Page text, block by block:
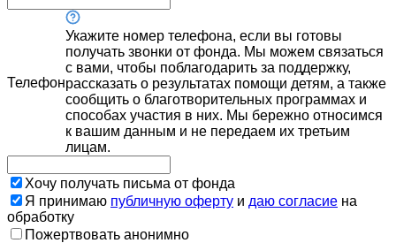
Телефон
Укажите номер телефона, если вы готовы
получать звонки от фонда. Мы можем связаться
с вами, чтобы поблагодарить за поддержку,
рассказать о результатах помощи детям, а также
сообщить о благотворительных программах и
способах участия в них. Мы бережно относимся
к вашим данным и не передаем их третьим
лицам.
Хочу получать письма от фонда
Я принимаю публичную оферту и даю согласие на
обработку
Пожертвовать анонимно